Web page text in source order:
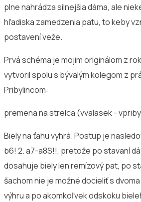
plne nahrádza silnejšia dáma, ale
hľadiska zamedzenia patu, to keby
postavení veže.
Prvá schéma je mojim originálom z
vytvoril spolu s bývalým kolegom z
Pribylincom:
premena na strelca (vvalasek -
Biely na ťahu vyhrá. Postup je
b6! 2. a7-a8S!!, pretože po stavaní
dosahuje biely len remízový pat, po
šachom nie je možné docieliť s
výhru a po akomkoľvek odskoku